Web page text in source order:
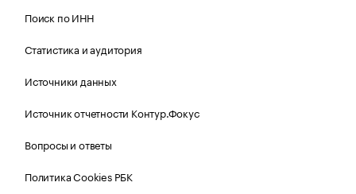
Поиск по ИНН
Статистика и аудитория
Источники данных
Источник отчетности Контур.Фокус
Вопросы и ответы
Политика Cookies РБК